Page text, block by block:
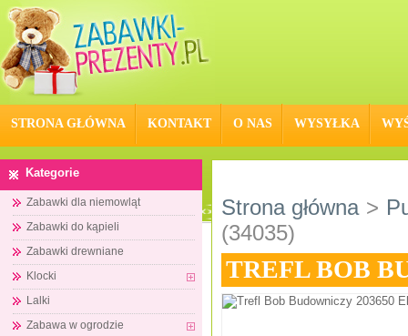
STRONA GŁÓWNA KONTAKT O NAS WYSYŁKA
Kategorie
Zabawki dla niemowląt
Zabawki do kąpieli
Zabawki drewniane
Klocki
Lalki
Zabawa w ogrodzie
Strona główna >
(34035)
TREFL BOB